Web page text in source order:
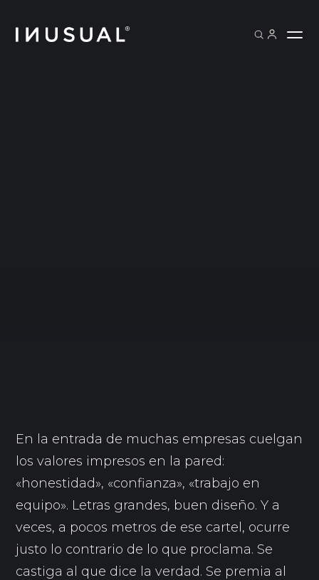
En la entrada de muchas empresas cuelgan
los valores impresos en la pared:
«honestidad», «confianza», «trabajo en
equipo». Letras grandes, buen diseño. Y a
veces, a pocos metros de ese cartel, ocurre
justo lo contrario de lo que proclama. Se
castiga al que dice la verdad. Se premia al